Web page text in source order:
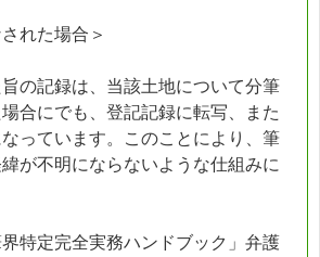
れた場合＞
の記録は、当該土地について分筆
合にでも、登記記録に転写、また
っています。このことにより、筆
が不明にならないような仕組みに
界特定完全実務ハンドブック」弁護